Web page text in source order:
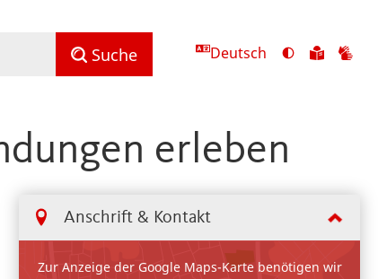
Suche Deutsch
Ansicht
Zu
erleben
Anschrift & Kontakt
Zur Anzeige der Google Maps-Karte benötigen wir